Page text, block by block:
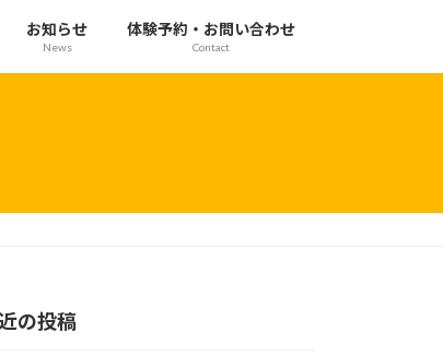
お知らせ
News
体験予約・お問い合わせ
Contact
の投稿